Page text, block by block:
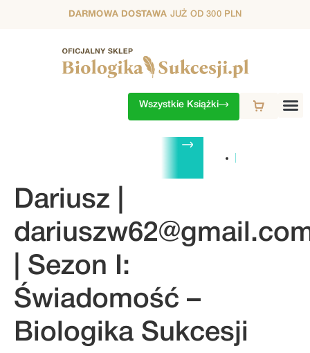
DARMOWA DOSTAWA JUŻ OD 300 PLN
Wszystkie Książki
4. SEZON
Dariusz |
| Sezon I:
Świadomość –
Biologika Sukcesji